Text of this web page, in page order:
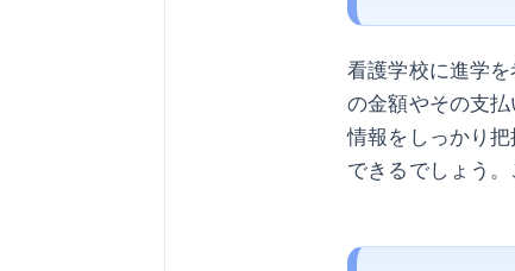
看護学校に進学
の金額やその支
情報をしっかり
できるでしょう